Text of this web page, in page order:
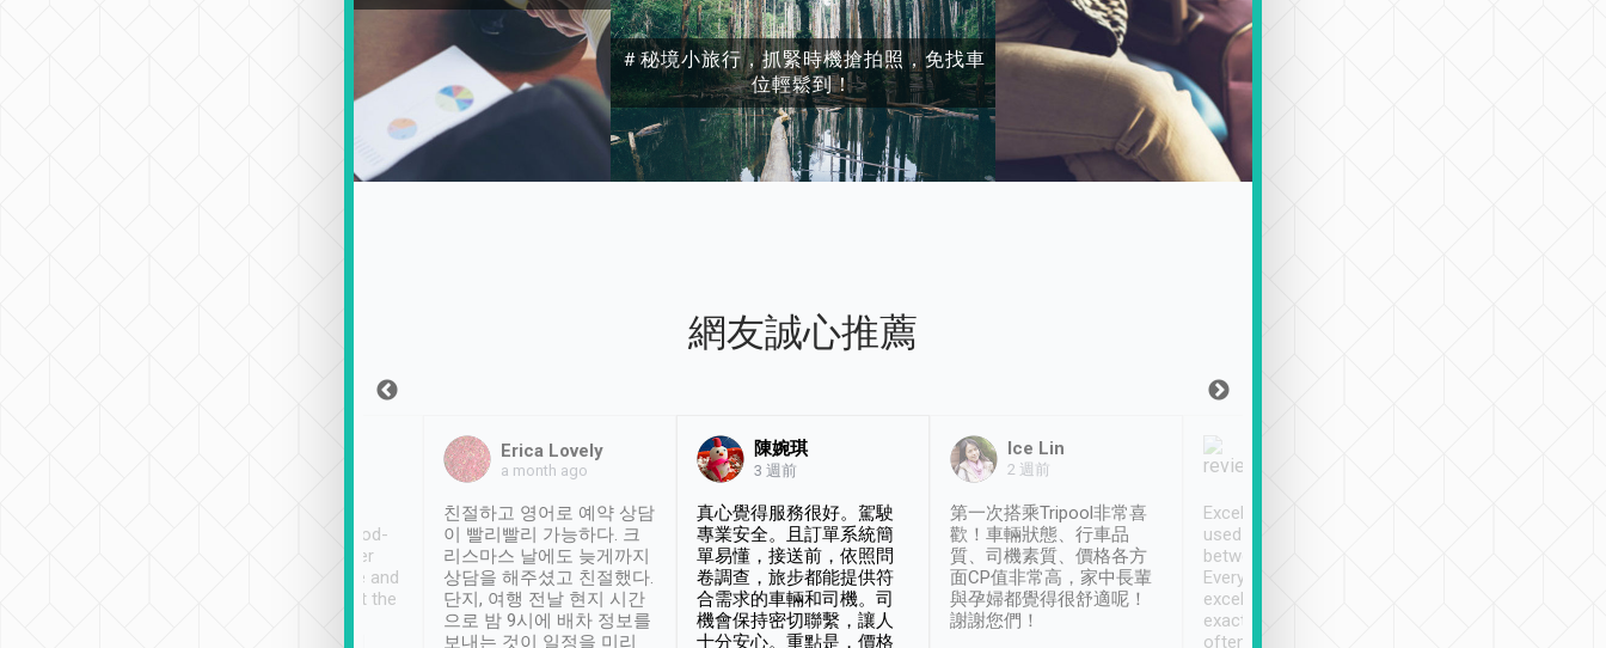
＃秘境小旅行，抓緊時機搶拍照，免找車
位輕鬆到！
網友誠心推薦
service, vehicles in good-
condition and the driver
service was awesome and
thoughtful. Driver went the
Erica Lovely
a month ago
친절하고 영어로 예약 상담
이 빨리빨리 가능하다. 크
리스마스 날에도 늦게까지
상담을 해주셨고 친절했다.
단지, 여행 전날 현지 시간
으로 밤 9시에 배차 정보를
보내는 것이 일정을 미리
陳婉琪
3 週前
真心覺得服務很好。駕駛
專業安全。且訂單系統簡
單易懂，接送前，依照問
卷調查，旅步都能提供符
合需求的車輛和司機。司
機會保持密切聯繫，讓人
十分安心。重點是，價格
Ice Lin
2 週前
第一次搭乘Tripool非常喜
歡！車輛狀態、行車品
質、司機素質、價格各方
面CP值非常高，家中長輩
與孕婦都覺得很舒適呢！
謝謝您們！
Excellent service. We have
used Tripool to travel
between cities in Taiwan.
Every driver has been
excellent and arrives
exactly on time. As there is
often limited English it